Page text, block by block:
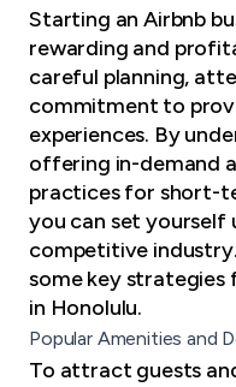
Starting an Airbnb
rewarding and
careful planning,
commitment to
experiences. By
offering in-demand
practices for short-
you can set yourself
competitive
some key strategies
in Honolulu.
Popular Amenities and
To attract guests